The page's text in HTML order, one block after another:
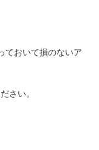
ておいて損のないア
さい。